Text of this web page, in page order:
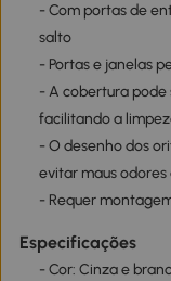
- Com portas de
salto
- Portas e janelas
- A cobertura
facilitando a
- O desenho dos
evitar maus
- Requer
Especificações
- Cor: Cinza e